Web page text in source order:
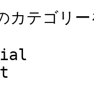
カテゴリ